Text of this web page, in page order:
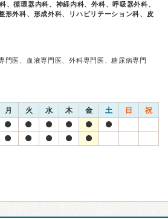
、循環器内科、神経内科、外科、呼吸器外科、
形外科、形成外科、リハビリテーション科、皮
門医、血液専門医、外科専門医、糖尿病専門
月 火 水 木 金 土 日 祝